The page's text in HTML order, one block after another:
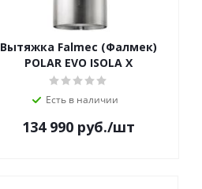
Вытяжка Falmec (Фалмек)
POLAR EVO ISOLA X
Есть в наличии
134 990 руб./шт